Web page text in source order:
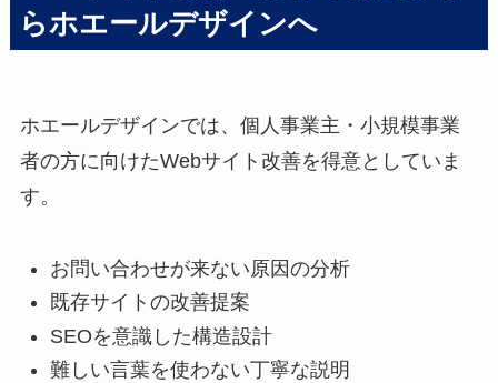
らホエールデザインへ
ホエールデザインでは、個人事業主・小規模事業
者の方に向けたWebサイト改善を得意としていま
す。
お問い合わせが来ない原因の分析
既存サイトの改善提案
SEOを意識した構造設計
難しい言葉を使わない丁寧な説明